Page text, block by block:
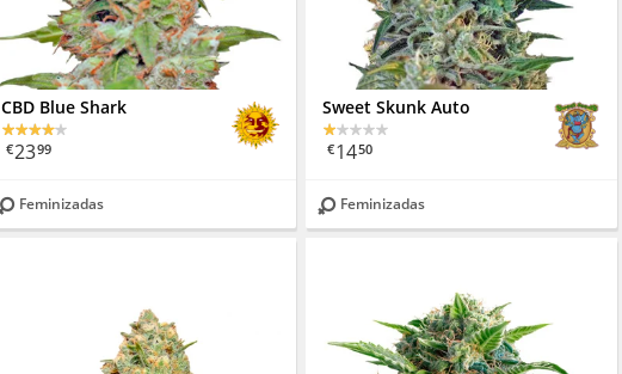
CBD Blue Shark
€2399
Feminizadas
Sweet Skunk Auto
€1450
Feminizadas